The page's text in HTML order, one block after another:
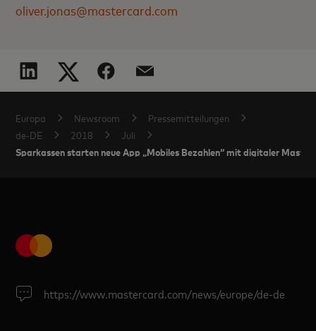
oliver.jonas@mastercard.com
Europa Newsroom
Pressemitteilungen
de-DE
2018 Juli
Sparkassen starten neue App „Mobiles Bezahlen“ mit digitaler
https://www.mastercard.com/news/europe/de-de